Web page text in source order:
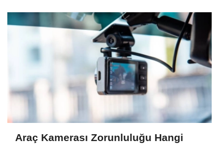
Araç Kamerası Zorunluluğu Hangi